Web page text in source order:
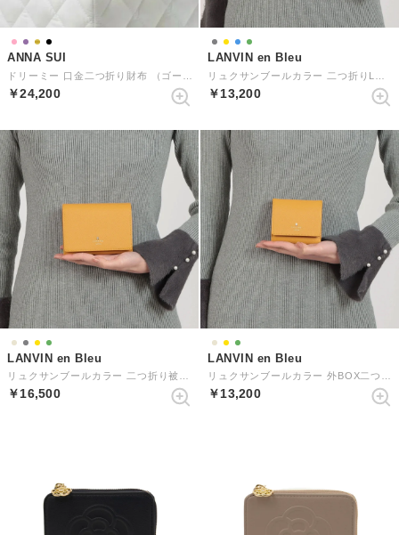
ANNA SUI
￥24,200
LANVIN en Bleu
￥13,200
LANVIN en Bleu
￥16,500
LANVIN en Bleu
￥13,200